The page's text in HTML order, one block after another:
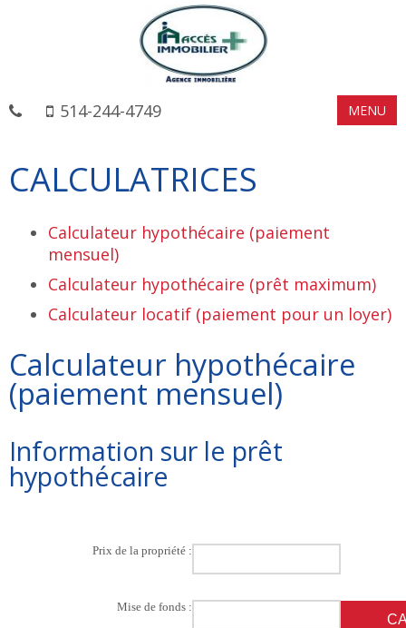
514-244-4749 MENU
CALCULATRICES
Calculateur hypothécaire (paiement
mensuel)
Calculateur hypothécaire (prêt maximum)
Calculateur locatif (paiement pour un loyer)
Calculateur hypothécaire
(paiement mensuel)
Information sur le prêt
hypothécaire
Prix de la propriété :
Mise de fonds :